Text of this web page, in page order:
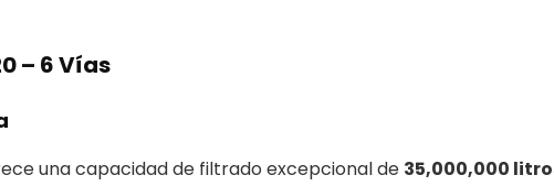
– 6 Vías
una capacidad de filtrado excepcional de 35,000,000